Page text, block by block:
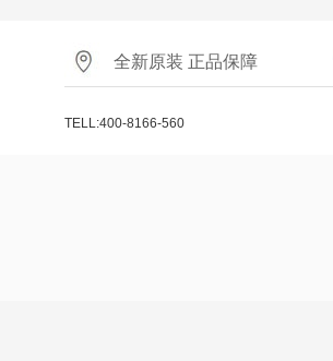
全新原装 正品保障
TELL:400-8166-560